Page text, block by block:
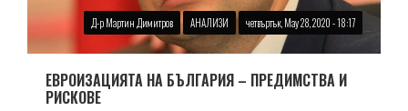
Д-р Мартин Димитров АНАЛИЗИ четвъртък, May 28, 2020 - 18:17
ЕВРОИЗАЦИЯТА НА БЪЛГАРИЯ – ПРЕДИМСТВА И
РИСКОВЕ